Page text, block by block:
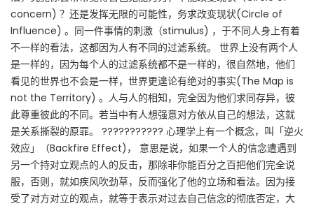
concern) ？还是发挥无限的可能性，务求改变现状(Circle of
Influence) 。同一件事情的刺激（stimulus) ，于不同人身上有着
不一样的看法，这都因为人有不同的过滤系统。 世界上没有两个人
是一样的，因为每个人的过滤系统都不是一样的，很自然地，他们
看见的世界也不会是一样，世界更遑论有绝对的事实(The Map is
not the Territory) 。人与人的相知，完全因为他们求同存异，彼
此尊重彼此的不同。若当中有人想强意对方依从自己的想法，这就
是关系撕裂的原罪。 ??????????? 心理学上有一个概念，叫「逆火
效应」（Backfire Effect)， 意思是说，如果一个人的信念遭遇到
另一个持对立观点的人的反击，那除非你能百分之百把他们完全说
服，否则，就如疾风吹劲草，反而强化了他的立场和看法。因为接
受了对方对立的观点，就等于表示对过去自己信念的彻底否定，大